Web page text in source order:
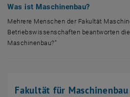
Was ist Maschinenbau?
Mehrere Menschen der Fakultät
Betriebswissenschaften beantworten
Maschinenbau?"
Fakultät für